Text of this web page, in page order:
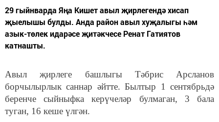
29 гыйнварда Яңа Кишет авыл җирлегендә хисап
җыелышы булды. Анда район авыл хуҗалыгы һәм
азык-төлек идарәсе җитәкчесе Ренат Гатиятов
катнашты.
Авыл җирлеге башлыгы Тәбрис Арсланов
борчылырлык саннар әйтте. Былтыр 1 сентябрьдә
беренче сыйныфка керүчеләр булмаган, 3 бала
туган, 16 кеше үлгән.